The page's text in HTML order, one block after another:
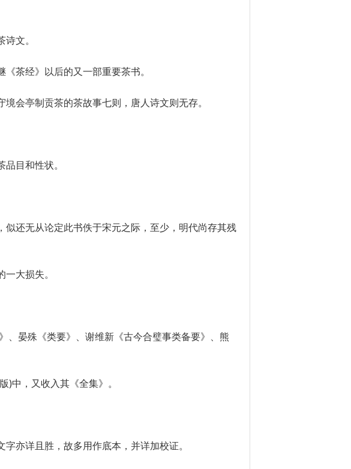
文。
茶经》以后的又一部重要茶书。
会亭制贡茶的茶故事七则，唐人诗文则无存。
目和性状。
还无从论定此书佚于宋元之际，至少，明代尚存其残
大损失。
、晏殊《类要》、谢维新《古今合璧事类备要》、熊
中，又收入其《全集》。
亦详且胜，故多用作底本，并详加校证。